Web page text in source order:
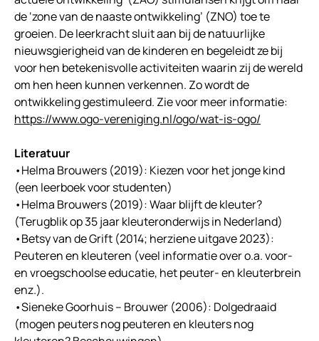
de ‘zone van de naaste ontwikkeling’ (ZNO) toe te
groeien. De leerkracht sluit aan bij de natuurlijke
nieuwsgierigheid van de kinderen en begeleidt ze bij
voor hen betekenisvolle activiteiten waarin zij de wereld
om hen heen kunnen verkennen. Zo wordt de
ontwikkeling gestimuleerd. Zie voor meer informatie:
https://www.ogo-vereniging.nl/ogo/wat-is-ogo/
Literatuur
•Helma Brouwers (2019): Kiezen voor het jonge kind
(een leerboek voor studenten)
•Helma Brouwers (2019): Waar blijft de kleuter?
(Terugblik op 35 jaar kleuteronderwijs in Nederland)
•Betsy van de Grift (2014; herziene uitgave 2023):
Peuteren en kleuteren (veel informatie over o.a. voor-
en vroegschoolse educatie, het peuter- en kleuterbrein
enz.).
•Sieneke Goorhuis – Brouwer (2006): Dolgedraaid
(mogen peuters nog peuteren en kleuters nog